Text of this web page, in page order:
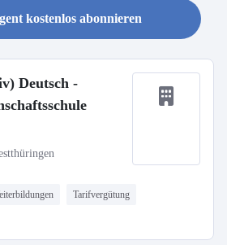
kostenlos abonnieren
Deutsch -
Tarifvergütung